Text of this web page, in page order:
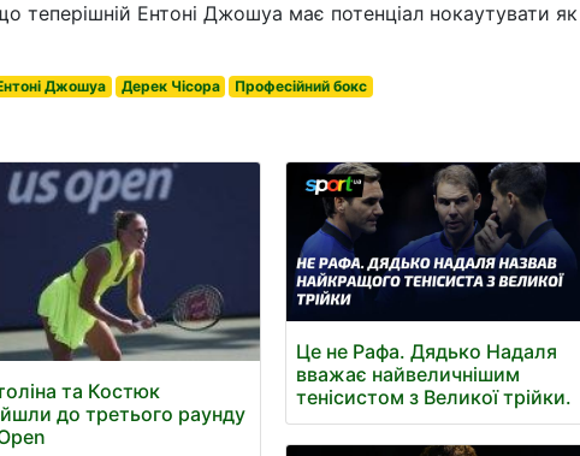
теперішній Ентоні Джошуа має потенціал нокаутувати як
Джошуа Дерек Чісора Професійний бокс
та Костюк
до третього раунду
Це не Рафа. Дядько Надаля
вважає найвеличнішим
тенісистом з Великої трійки.